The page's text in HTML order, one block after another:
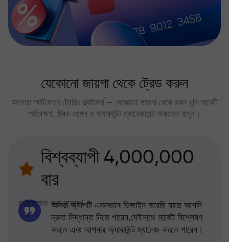
যেকোনো জায়গা থেকে ট্রেড করুন
আপনার স্মার্টফোনে ট্রেডিং প্ল্যাটফর্ম — যেকোনো জায়গা থেকে যখন খুশি মার্কেট
পর্যবেক্ষণ, ট্রেড ওপেন ও অ্যাকাউন্ট ম্যানেজমেন্ট অব্যাহত রাখুন।
বিশ্বব্যাপী 4,000,000
বার
ডাউনলোড করা হয়েছে!আমরা অ্যাপটি এমনভাবে ডিজাইন করেছি যাতে আপনি
দ্রুত সিদ্ধান্ত নিতে পারেন,সেইসাথে মার্কেট বিশ্লেষণ
করতে এবং আপনার অ্যাকাউন্ট ম্যানেজ করতে পারেন।